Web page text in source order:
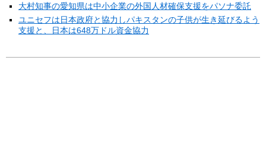
大村知事の愛知県は中小企業の外国人材確保支援をパソナ委託
ユニセフは日本政府と協力しパキスタンの子供が生き延びるよう
支援と、日本は648万ドル資金協力